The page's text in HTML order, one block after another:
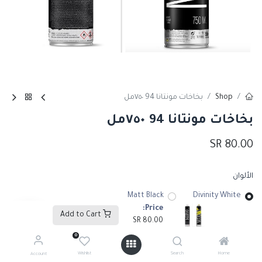
Price:
80.00
Home
Search
0
Wishlist
Account
Shop بخاخات مونتانا 94 ٧٥٠مل
بخاخات مونتانا 94 ٧٥٠مل
80.00
الألوان
Divinity White
Matt Black